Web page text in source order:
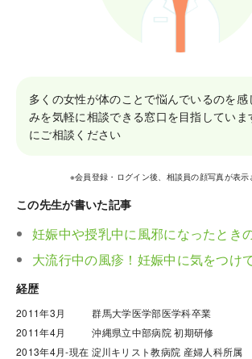
多くの女性が体のことで悩んでいるのを感
みを気軽に相談できる窓口を目指してい
にご相談ください
※会員登録・ログイン後、相談員の顔写真が表示
この先生が書いた記事
妊娠中や授乳中に風邪になったとき
大流行中の風疹！妊娠中に気をつけ
経歴
2011年3月          群馬大学医学部医学科卒業
2011年4月          沖縄県立中部病院 初期研修
2013年4月-現在 淀川キリスト教病院 産婦人科所属